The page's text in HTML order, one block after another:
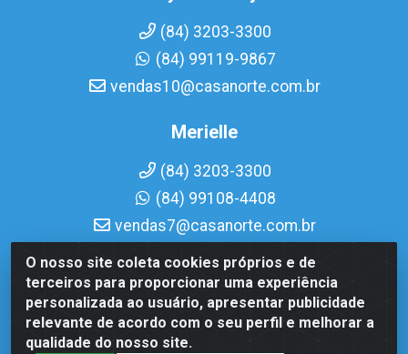
O nosso site coleta cookies próprios e de
terceiros para proporcionar uma experiência
personalizada ao usuário, apresentar publicidade
relevante de acordo com o seu perfil e melhorar a
qualidade do nosso site.
(84) 3203-3300
(84) 99119-9867
vendas10@casanorte.com.br
Merielle
(84) 3203-3300
(84) 99108-4408
vendas7@casanorte.com.br
Casa Norte LTDA - Av. Interventor Mário Câmara, 1815 -
Dix-Sept Rosado, Natal/RN - CEP 59054-600 - CNPJ
08.713.513/0001-51